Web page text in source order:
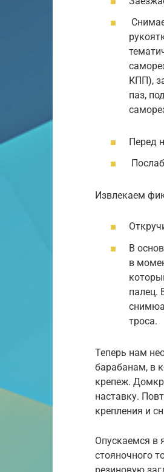
КПП),
паз,
Перед
Извлекаем
В
в
палец.
троса.
Теперь нам
барабанам, в
крепеж.
наставку.
крепления и
Опускаемся в
стояночного